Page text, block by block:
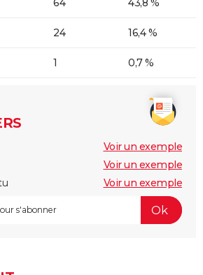
64 43,8 %
24 16,4 %
1 0,7 %
Voir un exemple
Voir un exemple
Voir un exemple